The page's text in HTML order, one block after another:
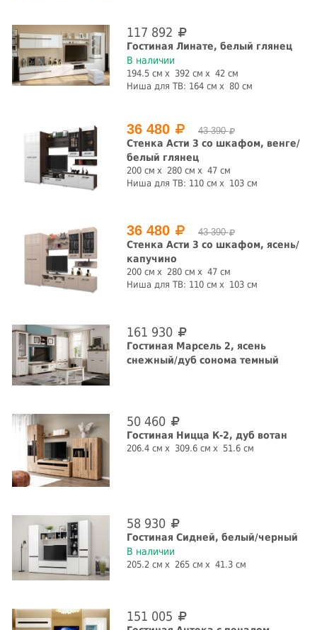
117 892
Гостиная Линате, белый глянец
В наличии
194.5 см 392 см
42 см
Ниша для ТВ: 164 см 80 см
36 480 43 390
Стенка Асти 3 со шкафом, венге/
белый глянец
200 см 280 см
47 см
Ниша для ТВ: 110 см 103 см
36 480 43 390
Стенка Асти 3 со шкафом, ясень/
капучино
200 см 280 см
47 см
Ниша для ТВ: 110 см 103 см
161 930
Гостиная Марсель 2, ясень
снежный/дуб сонома темный
50 460
Гостиная Ницца К-2, дуб вотан
206.4 см 309.6 см 51.6 см
58 930
Гостиная Сидней, белый/черный
В наличии
205.2 см 265 см 41.3 см
151 005